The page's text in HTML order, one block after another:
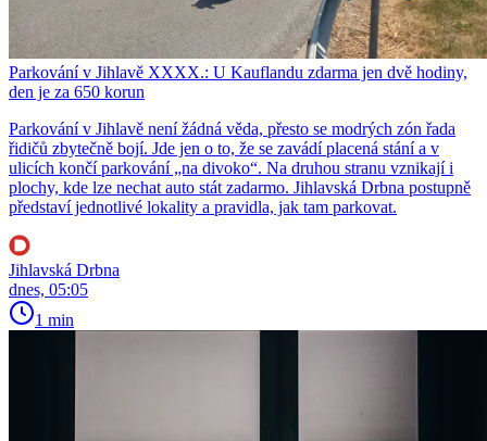
Parkování v Jihlavě XXXX.: U Kauflandu zdarma jen dvě hodiny,
den je za 650 korun
Parkování v Jihlavě není žádná věda, přesto se modrých zón řada
řidičů zbytečně bojí. Jde jen o to, že se zavádí placená stání a v
ulicích končí parkování „na divoko“. Na druhou stranu vznikají i
plochy, kde lze nechat auto stát zadarmo. Jihlavská Drbna postupně
představí jednotlivé lokality a pravidla, jak tam parkovat.
Jihlavská Drbna
dnes, 05:05
1 min